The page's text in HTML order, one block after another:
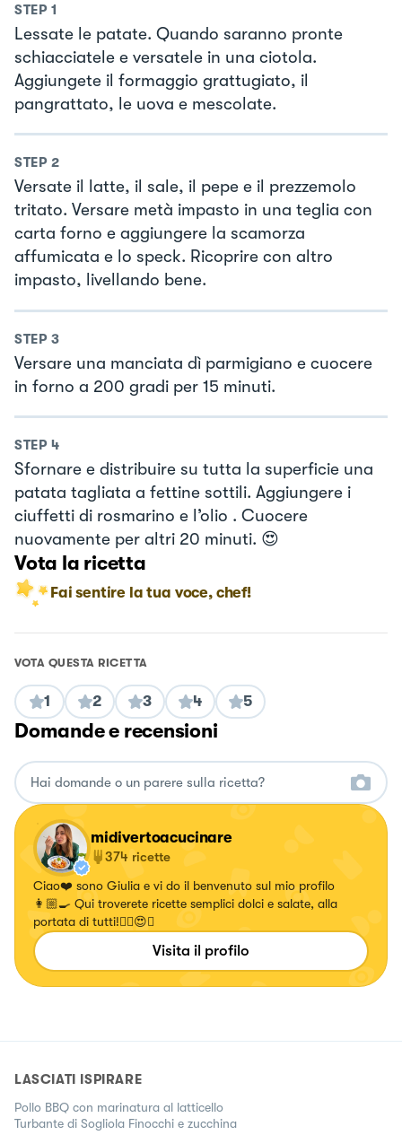
STEP 1
Lessate le patate. Quando saranno pronte
schiacciatele e versatele in una ciotola.
Aggiungete il formaggio grattugiato, il
pangrattato, le uova e mescolate.
STEP 2
Versate il latte, il sale, il pepe e il prezzemolo
tritato. Versare metà impasto in una teglia con
carta forno e aggiungere la scamorza
affumicata e lo speck. Ricoprire con altro
impasto, livellando bene.
STEP 3
Versare una manciata dì parmigiano e cuocere
in forno a 200 gradi per 15 minuti.
STEP 4
Sfornare e distribuire su tutta la superficie una
patata tagliata a fettine sottili. Aggiungere i
ciuffetti di rosmarino e l’olio . Cuocere
nuovamente per altri 20 minuti. 😍
Vota la ricetta
Fai sentire la tua voce, chef!
VOTA QUESTA RICETTA
1 2 3 4 5
Domande e recensioni
midivertoacucinare
374 ricette
Ciao❤️ sono Giulia e vi do il benvenuto sul mio profilo
👩🏼‍🍳 Qui troverete ricette semplici dolci e salate, alla
portata di tutti!✌🏼😍🍝
Visita il profilo
LASCIATI ISPIRARE
Pollo BBQ con marinatura al latticello
Turbante di Sogliola Finocchi e zucchina